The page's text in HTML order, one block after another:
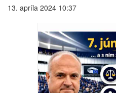
13. apríla 2024 10:37